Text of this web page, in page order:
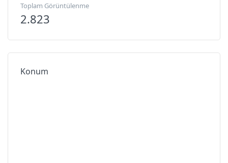
Toplam Görüntülenme
2.823
Konum